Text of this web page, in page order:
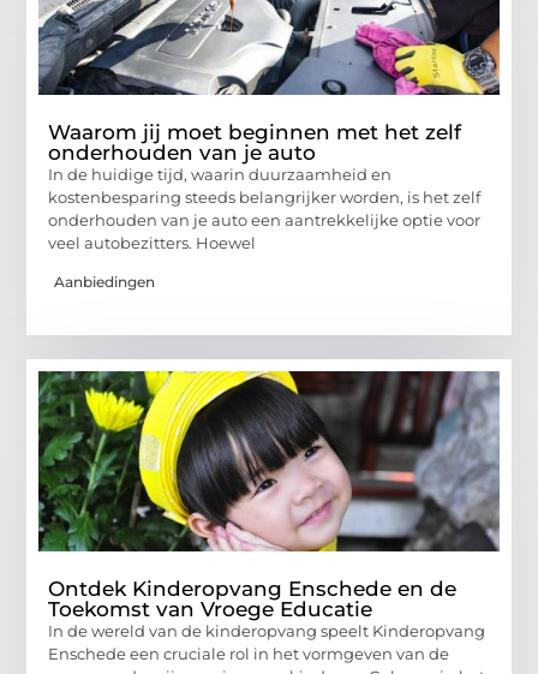
Waarom jij moet beginnen met het zelf
onderhouden van je auto
In de huidige tijd, waarin duurzaamheid en
kostenbesparing steeds belangrijker worden, is het zelf
onderhouden van je auto een aantrekkelijke optie voor
veel autobezitters. Hoewel
Aanbiedingen
Ontdek Kinderopvang Enschede en de
Toekomst van Vroege Educatie
In de wereld van de kinderopvang speelt Kinderopvang
Enschede een cruciale rol in het vormgeven van de